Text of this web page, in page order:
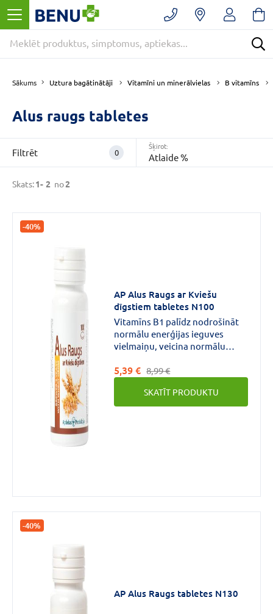
Sākums Uztura bagātinātāji Vitamīni un minerālvielas B vitamīns
FiltrētNoņemt
filtrus
Kategorijas
vitamīns (2)
-
(2)
VAIRĀK
€ līdz
Zīmols
APTIEKAS
PRODUKCIJA (2)
Tablete (2)
Alus raugs tabletes
Skats:1- 2 no2
Filtrēt 0
Šķirot:
Atlaide %
-40%
AP Alus Raugs ar Kviešu
dīgstiem tabletes N100
Vitamīns B1 palīdz nodrošināt
normālu enerģijas ieguves
vielmaiņu, veicina normālu
normālas psiholoģiskās
funkcijas. Tas uzlabo ādas, matu
un nagu stāvokli. Vitamīns B1
veicina normālu sirds darbību.
5,39 € 8,99 €
SKATĪT PRODUKTU
-40%
AP Alus Raugs tabletes N130